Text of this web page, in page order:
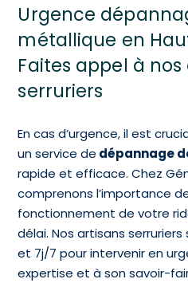
Urgence
métallique en
Faites appel à
serruriers
En cas d’urgence, il est
un service de dépannage
rapide et efficace. Chez
comprenons l’importance
fonctionnement de votre
délai. Nos artisans
et 7j/7 pour intervenir en
expertise et à son savoir-